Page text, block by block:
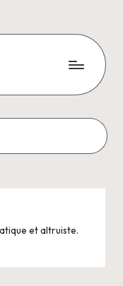
et altruiste.